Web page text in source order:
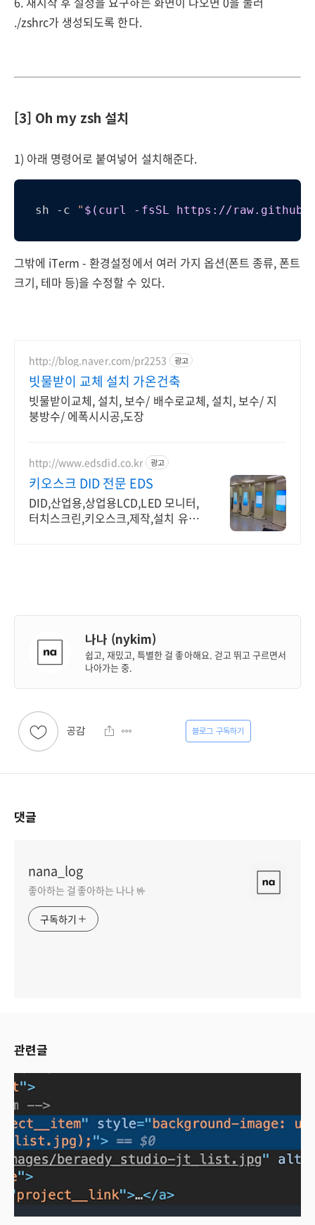
./zshrc가 생성되도록 한다.
[3] Oh my zsh 설치
1) 아래 명령어로 붙여넣어 설치해준다.
sh -c " $(curl -fsSL https://
그밖에 iTerm - 환경설정에서 여러 가지 옵션(폰트 종류, 폰트
크기, 테마 등)을 수정할 수 있다.
http://blog.naver.com/pr2253 광고
빗물받이 교체 설치 가온건축
빗물받이교체, 설치, 보수/ 배수로교체, 설치, 보수/ 지
붕방수/ 에폭시시공,도장
http://www.edsdid.co.kr 광고
키오스크 DID 전문 EDS
DID,산업용,상업용LCD,LED 모니터,
터치스크린,키오스크,제작,설치 유지
나나 (nykim)
쉽고, 재밌고, 특별한 걸 좋아해요. 걷고 뛰고 구르면서
나아가는 중.
공감 구독하기
댓글
nana_log
좋아하는 걸 좋아하는 나나 🤟
구독하기
관련글